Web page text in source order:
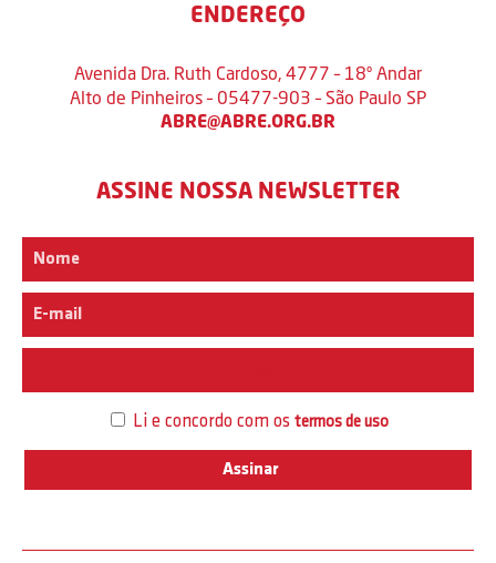
ENDEREÇO
Avenida Dra. Ruth Cardoso, 4777 – 18º Andar
Alto de Pinheiros – 05477-903 – São Paulo SP
ABRE@ABRE.ORG.BR
ASSINE NOSSA NEWSLETTER
Li e concordo com os termos de uso